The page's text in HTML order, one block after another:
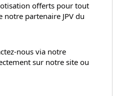
offerts pour tout
partenaire JPV du
nous via notre
sur notre site ou